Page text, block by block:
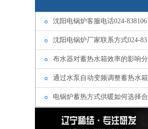
沈阳电锅炉客服电话024-838106
沈阳电锅炉厂家联系方式024-83
布水器对蓄热水箱效率的影响分
通过水泵自动变频调整蓄热水箱
电锅炉蓄热方式供暖如何选择合